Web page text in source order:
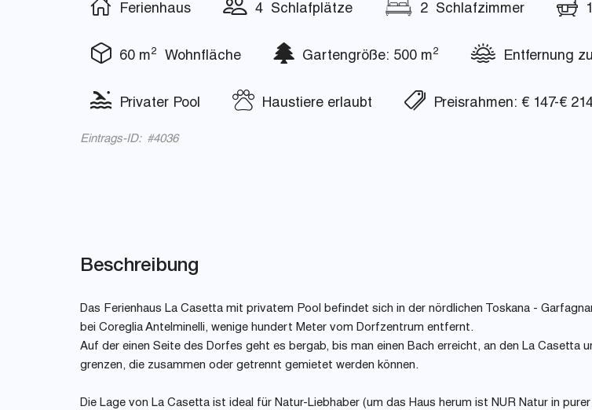
Ferienhaus 4 Schlafplätze 2 Schlafzimmer
60 m2 Wohnfläche Gartengröße: 500 m2 Entfernung
Privater Pool Haustiere erlaubt Preisrahmen: € 147-€
Eintrags-ID: #4036
Beschreibung
Das Ferienhaus La Casetta mit privatem Pool befindet sich in der nördlichen Toskana -
bei Coreglia Antelminelli, wenige hundert Meter vom Dorfzentrum entfernt.
Auf der einen Seite des Dorfes geht es bergab, bis man einen Bach erreicht, an den La Casetta
grenzen, die zusammen oder getrennt gemietet werden können.
Die Lage von La Casetta ist ideal für Natur-Liebhaber (um das Haus herum ist NUR Natur in